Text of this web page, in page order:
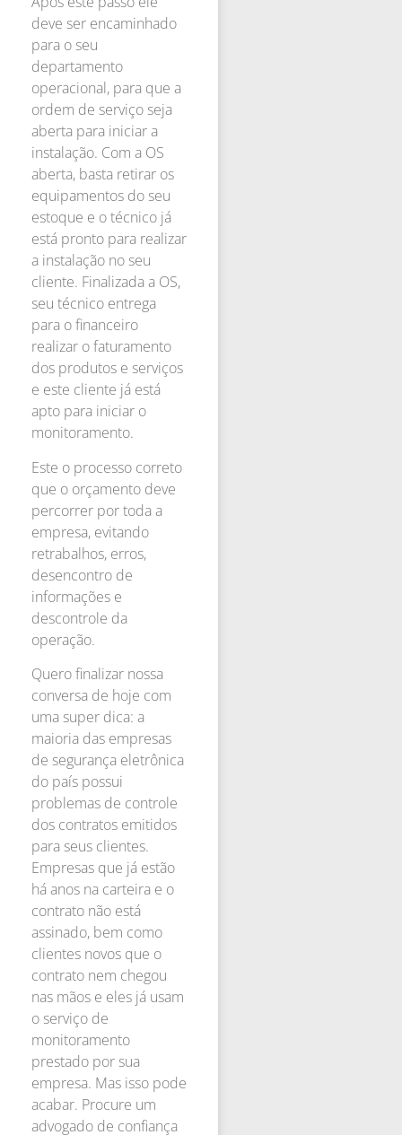
deve ser encaminhado
para o seu
departamento
operacional, para que a
ordem de serviço seja
aberta para iniciar a
instalação. Com a OS
aberta, basta retirar os
equipamentos do seu
estoque e o técnico já
está pronto para realizar
a instalação no seu
cliente. Finalizada a OS,
seu técnico entrega
para o financeiro
realizar o faturamento
dos produtos e serviços
e este cliente já está
apto para iniciar o
monitoramento.
Este o processo correto
que o orçamento deve
percorrer por toda a
empresa, evitando
retrabalhos, erros,
desencontro de
informações e
descontrole da
operação.
Quero finalizar nossa
conversa de hoje com
uma super dica: a
maioria das empresas
de segurança eletrônica
do país possui
problemas de controle
dos contratos emitidos
para seus clientes.
Empresas que já estão
há anos na carteira e o
contrato não está
assinado, bem como
clientes novos que o
contrato nem chegou
nas mãos e eles já usam
o serviço de
monitoramento
prestado por sua
empresa. Mas isso pode
acabar. Procure um
advogado de confiança